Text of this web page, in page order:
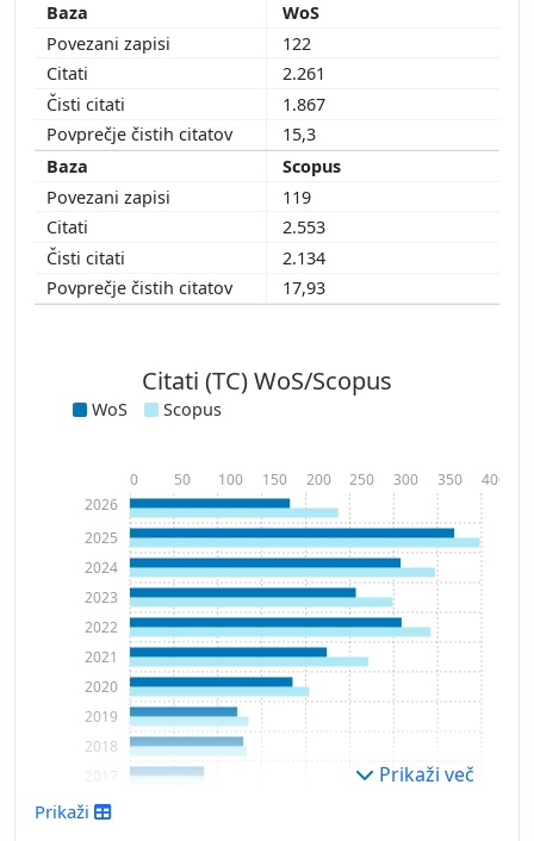
WoS
122
2.261
1.867
15,3
Scopus
119
2.553
2.134
17,93
Citati (TC) WoS/Scopus
WoS Scopus
2016
2017
2018
2019
2020
2021
2022
2023
2024
2025
2026
0 50 100 150 200 250 300 350 400
Prikaži več
Prikaži